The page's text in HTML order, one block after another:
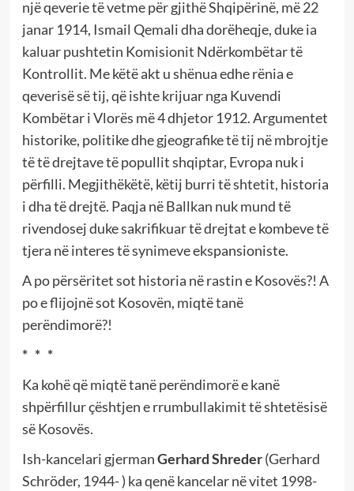
një qeverie të vetme për gjithë Shqipërinë, më 22
janar 1914, Ismail Qemali dha dorëheqje, duke ia
kaluar pushtetin Komisionit Ndërkombëtar të
Kontrollit. Me këtë akt u shënua edhe rënia e
qeverisë së tij, që ishte krijuar nga Kuvendi
Kombëtar i Vlorës më 4 dhjetor 1912. Argumentet
historike, politike dhe gjeografike të tij në mbrojtje
të të drejtave të popullit shqiptar, Evropa nuk i
përfilli. Megjithëkëtë, këtij burri të shtetit, historia
i dha të drejtë. Paqja në Ballkan nuk mund të
rivendosej duke sakrifikuar të drejtat e kombeve të
tjera në interes të synimeve ekspansioniste.
A po përsëritet sot historia në rastin e Kosovës?! A
po e flijojnë sot Kosovën, miqtë tanë
perëndimorë?!
* * *
Ka kohë që miqtë tanë perëndimorë e kanë
shpërfillur çështjen e rrumbullakimit të shtetësisë
së Kosovës.
Ish-kancelari gjermanGerhard Shreder(Gerhard
Schröder, 1944- ) ka qenë kancelar në vitet 1998-